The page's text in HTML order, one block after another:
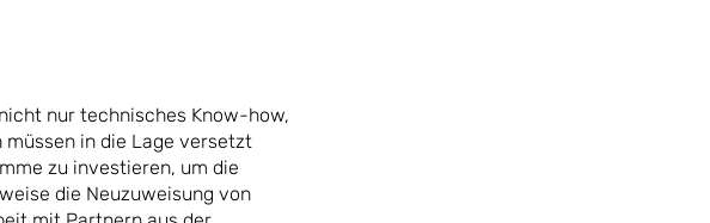
nur technisches Know-how,
müssen in die Lage versetzt
zu investieren, um die
die Neuzuweisung von